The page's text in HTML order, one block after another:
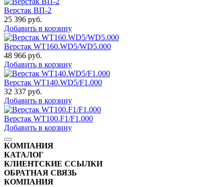
Верстак ВП-2
25 396 руб.
Добавить в корзину
Верстак WT160.WD5/WD5.000
48 966 руб.
Добавить в корзину
Верстак WT140.WD5/F1.000
32 337 руб.
Добавить в корзину
Верстак WT100.F1/F1.000
Добавить в корзину
КОМПАНИЯ
КАТАЛОГ
КЛИЕНТСКИЕ ССЫЛКИ
ОБРАТНАЯ СВЯЗЬ
КОМПАНИЯ